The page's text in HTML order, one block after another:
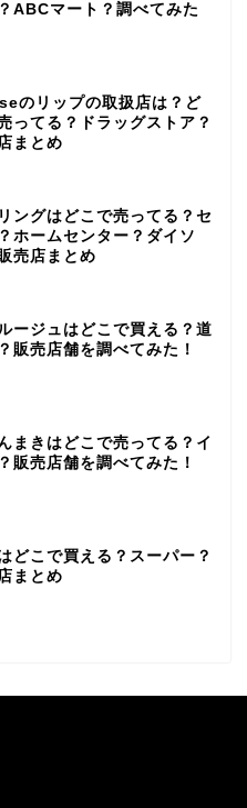
ABCマート？調べてみた
のリップの取扱店は？ど
ってる？ドラッグストア？
まとめ
ングはどこで売ってる？セ
ホームセンター？ダイソ
売店まとめ
ージュはどこで買える？道
販売店舗を調べてみた！
まきはどこで売ってる？イ
販売店舗を調べてみた！
どこで買える？スーパー？
まとめ